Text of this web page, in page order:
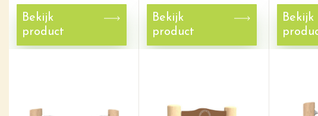
Bekijk
product
Bekijk
product
Bekijk